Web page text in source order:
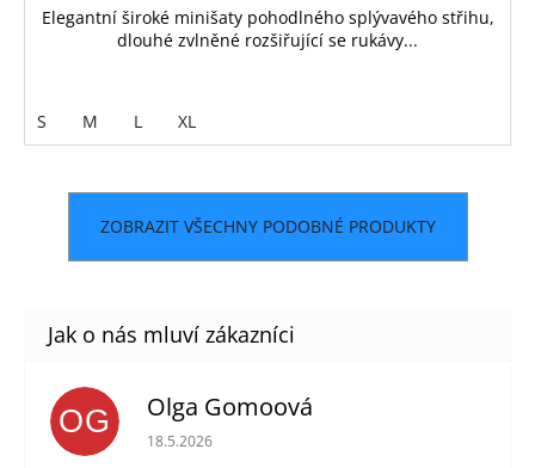
Elegantní široké minišaty pohodlného splývavého střihu,
dlouhé zvlněné rozšiřující se rukávy...
S M L XL
ZOBRAZIT VŠECHNY PODOBNÉ PRODUKTY
OG Olga Gomoová
Hodnocení obchodu je 5 z 5 hvězdiček.
18.5.2026